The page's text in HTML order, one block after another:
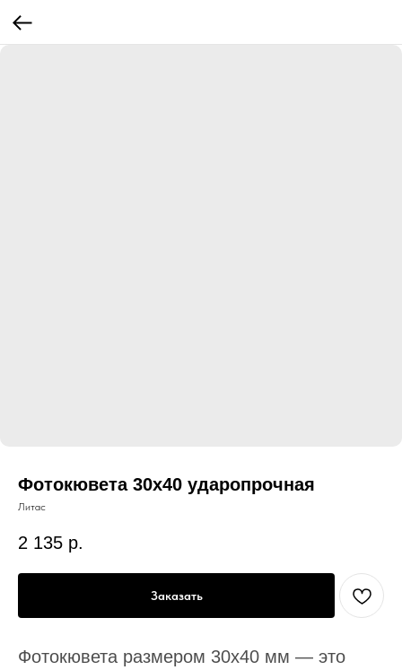
Фотокювета 30х40 ударопрочная
Литас
2 135 р.
Заказать
Фотокювета размером 30х40 мм — это